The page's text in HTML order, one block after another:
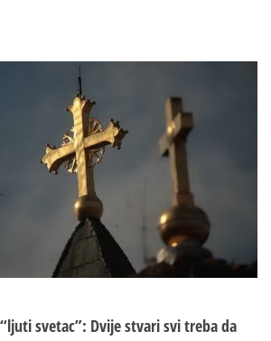
svetac”: Dvije stvari svi treba da